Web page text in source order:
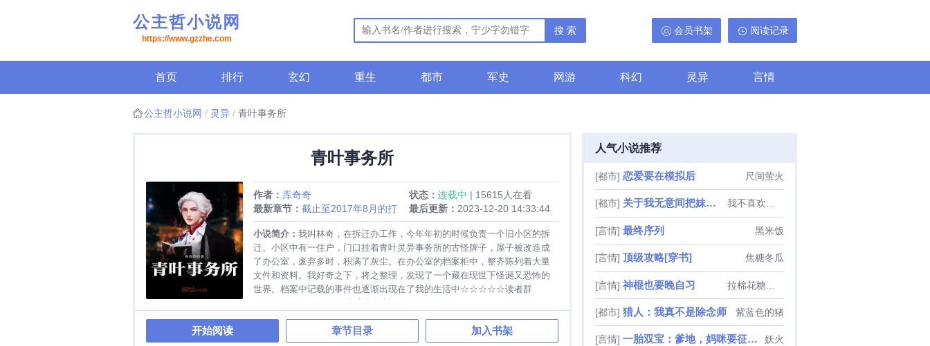
公主哲小说网
https://www.gzzhe.com
阅读记录
会员书架
搜 索
首页 排行 玄幻 重生 都市 军史 网游 科幻 灵异 言情
公主哲小说网 灵异 青叶事务所
青叶事务所
作者： 库奇奇 状态：连载中 | 15615人在看
最新章节： 截止至2017年8月的打
赏感谢名单
最后更新： 2023-12-20 14:33:44
小说简介： 我叫林奇，在拆迁办工作，今年年初的时候负责一个旧小区的拆
迁。小区中有一住户，门口挂着青叶灵异事务所的古怪牌子，屋子被改造成
了办公室，废弃多时，积满了灰尘。在办公室的档案柜中，整齐陈列着大量
文件和资料。我好奇之下，将之整理，发现了一个藏在现世下怪诞又恐怖的
世界。档案中记载的事件也逐渐出现在了我的生活中☆☆☆☆☆读者群
开始阅读 章节目录 加入书架
人气小说推荐
[都市] 恋爱要在模拟后 尺间萤火
[都市] 关于我无意间把妹妹养成废人这事 我不喜欢偷懒
[言情] 最终序列 黑米饭
[言情] 顶级攻略[穿书] 焦糖冬瓜
[言情] 神棍也要晚自习
[都市] 猎人：我真不是除念师 紫蓝色的猪
[言情] 一胎双宝：爹地，妈咪要征婚了 妖火